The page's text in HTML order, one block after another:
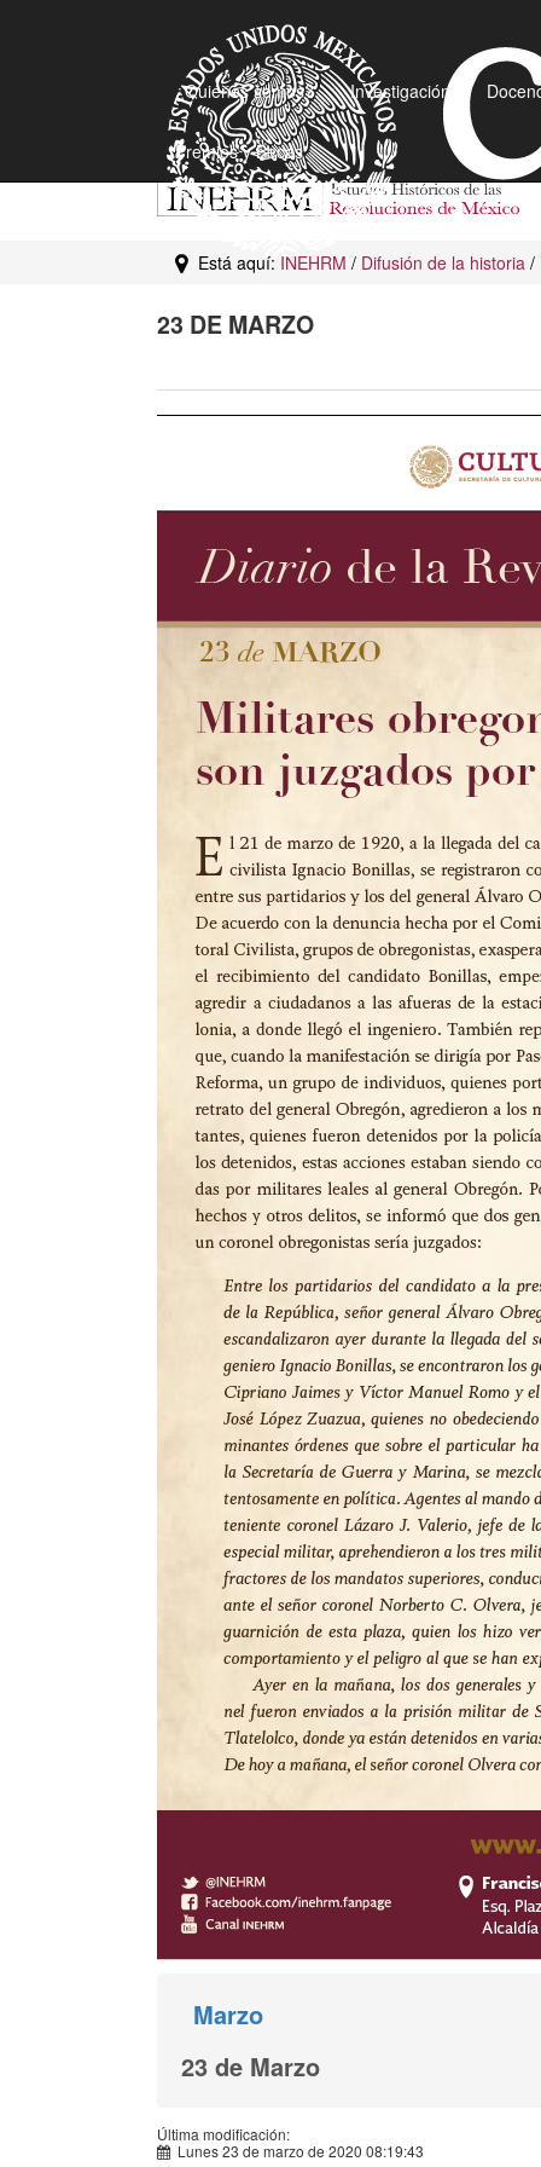
¿Quiénes somos? Investigación
Premios y Becas
Está aquí: INEHRM / Difusión de la historia /
23 DE MARZO
Marzo
23 de Marzo
Última modificación:
Lunes 23 de marzo de 2020 08:19:43